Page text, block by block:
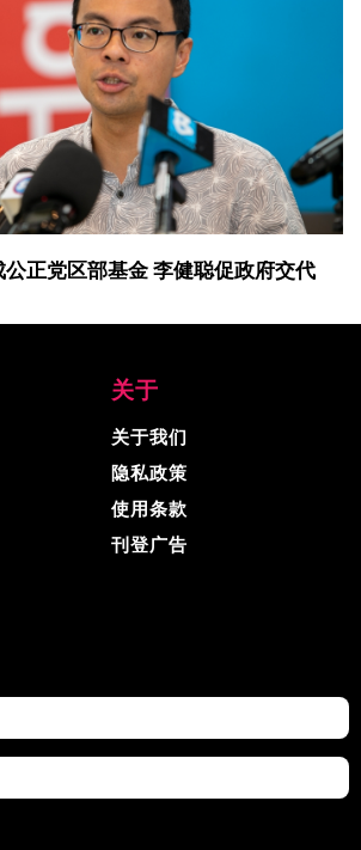
正党区部基金 李健聪促政府交代
关于
关于我们
隐私政策
使用条款
刊登广告